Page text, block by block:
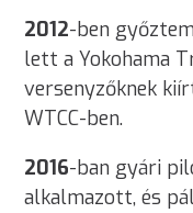
2012-ben
lett a Yokohama
versenyzőknek
WTCC-ben.
2016-ban gyári
alkalmazott, és